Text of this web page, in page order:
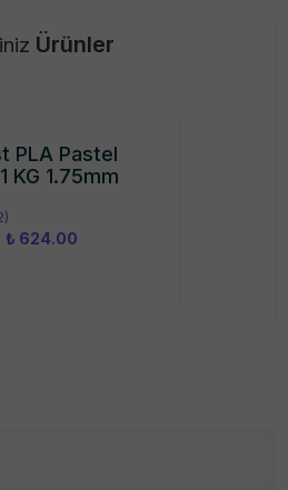
Ürünler
PLA Pastel
KG 1.75mm
)
₺ 624.00